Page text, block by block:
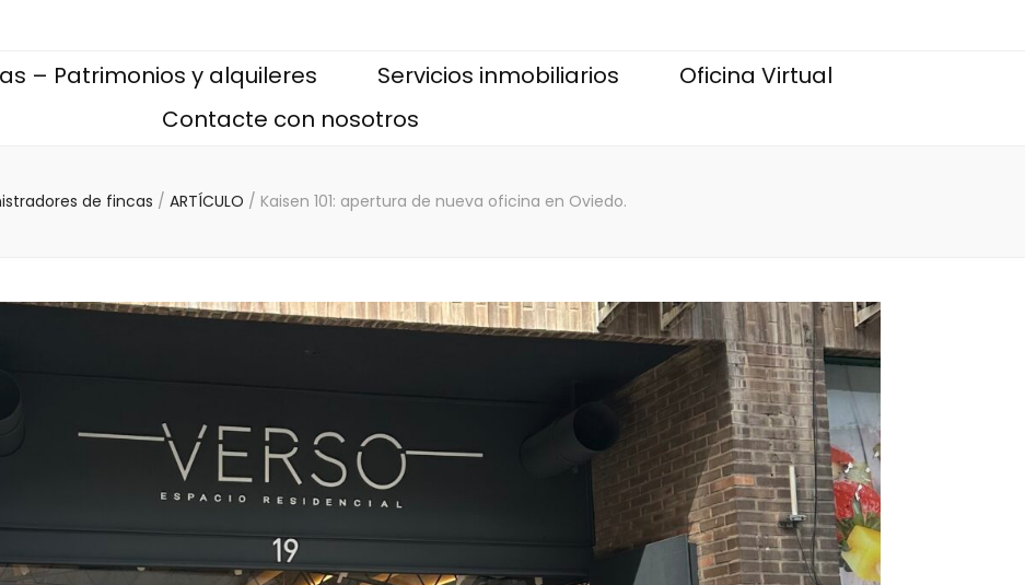
– Patrimonios y alquileres Servicios inmobiliarios
Oficina Virtual
Contacte con nosotros
de fincas / ARTÍCULO / Kaisen 101: apertura de nueva oficina en Oviedo.